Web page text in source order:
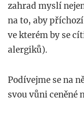
zahrad myslí
na to, aby
ve kterém by se
alergiků).
Podívejme se na
svou vůni ceněné